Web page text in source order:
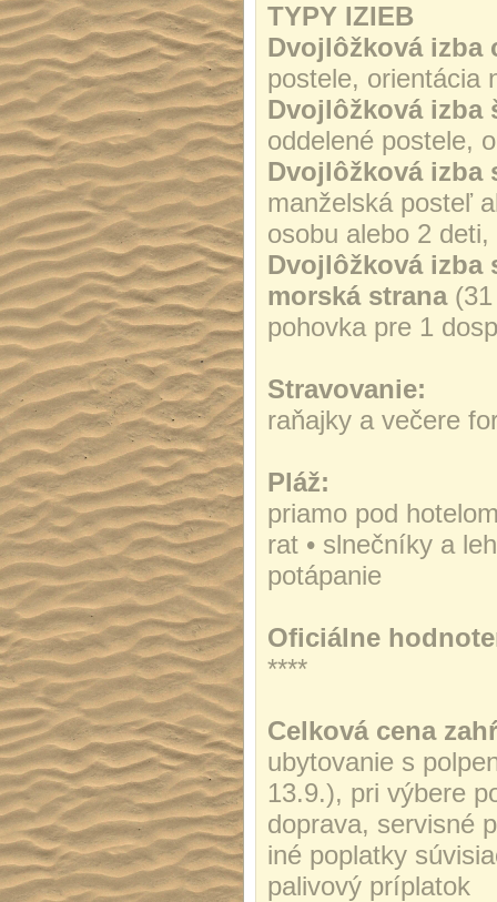
TYPY IZIEB
Dvojlôžková izba
postele, orientácia
Dvojlôžková izba
oddelené postele,
Dvojlôžková
manželská posteľ
osobu alebo 2
Dvojlôžková
morská strana(31
pohovka pre 1
Stravovanie:
raňajky a večere
Pláž:
priamo pod
rat • slnečníky a
potápanie
Oficiálne
****
Celková cena
ubytovanie s
13.9.), pri výbere
doprava, servisné
iné poplatky
palivový príplatok